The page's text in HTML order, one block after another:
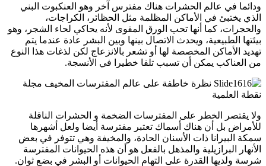
ودائما في عالم الحشرات هناك مفترس آخر وهو العنكبوت البني
الذي يختبئ في الأماكن المظلمة مثل الحظائر، الكراجات،
والحجرات، كما أنها تحب الورق المقوى لأنه يحاكي لحاء الشجر، وهو
بيئتها الطبيعية، ويحدث الاتصال بينها وبين البشر عادة عندما يتم
تهديد الأماكن المخصصة لها أو تشعر بالانزعاج لكن لذغات هذا النوع
من العناكب يمكن أن تسبب تلفا خطيرا في الأنسجة.
ولا يقتصر الخطر على المفترسات الضخمة و الحشرات الناقلة
للأمراض بل أن هناك أسماك تعتبر مفترسة أيضا ولعل أشهرها
سمكة البيرانا ذات الأسنان الحادة، والمخيفة وهي تتوفر في بعض
الأنهار البرازيلية والمذهل بالفعل هو أن هذه الحيوانات المفترسة
شرسة ولديها القدرة على التهام الحيوانات أو البشر في بضع ثوان.